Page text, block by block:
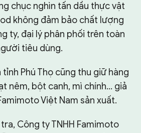
chục nghìn tấn dầu thực vật
không đảm bảo chất lượng
ty, đại lý phân phối trên toàn
tiêu dùng.
Phú Thọ cũng thu giữ hàng
nêm, bột canh, mì chính… giả
Việt Nam sản xuất.
Công ty TNHH Famimoto